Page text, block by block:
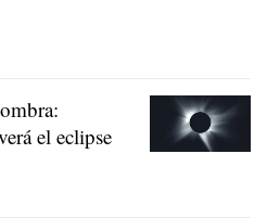
el eclipse